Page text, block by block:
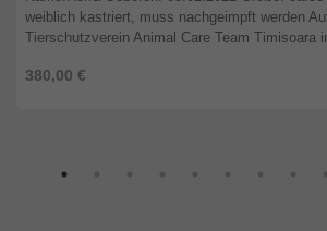
380,00 €
weiblich kastriert, muss nachgeimpft werden
Tierschutzverein Animal Care Team Timisoara